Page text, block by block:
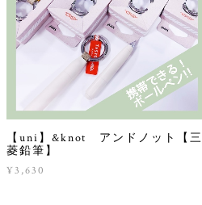
【uni】&knot アンドノット【三
菱鉛筆】
¥3,630